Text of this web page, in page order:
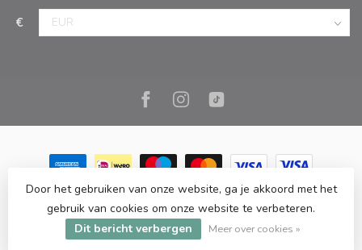
€
© Copyright 2026 Marc Cook & Home | Webshop | Fysieke
kookwinkel in Elst |- Powered byLightspeed-Lightspeed design
byDyvelopment
Door het gebruiken van onze website, ga je akkoord met het
gebruik van cookies om onze website te verbeteren.
Dit bericht verbergen
Meer over cookies »